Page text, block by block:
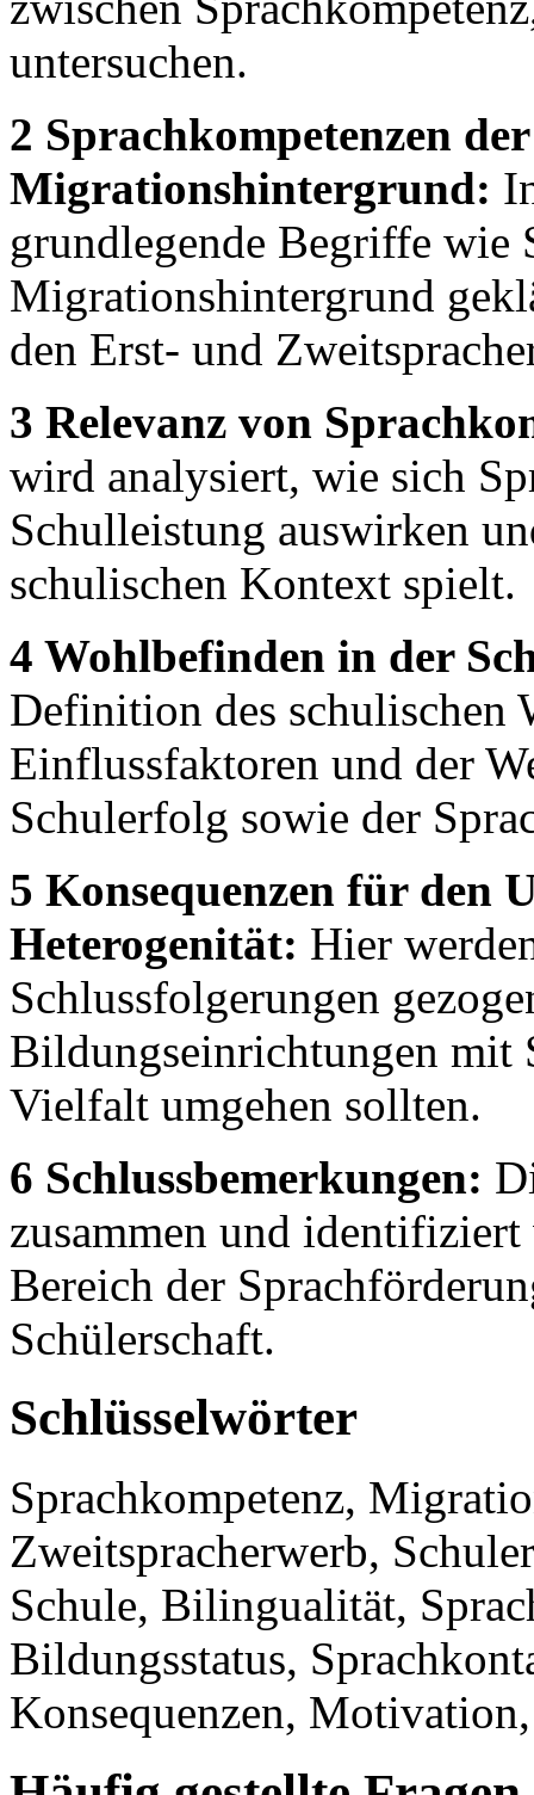
untersuchen.
2 Sprachkompetenzen
Migrationshintergrund:
grundlegende Begriffe wie
Migrationshintergrund
den Erst- und
3 Relevanz von
wird analysiert, wie sich
Schulleistung auswirken
schulischen Kontext spielt.
4 Wohlbefinden in der
Definition des schulischen
Einflussfaktoren und der
Schulerfolg sowie der
5 Konsequenzen für den
Heterogenität: Hier
Schlussfolgerungen
Bildungseinrichtungen mit
Vielfalt umgehen sollten.
6 Schlussbemerkungen:
zusammen und
Bereich der
Schülerschaft.
Schlüsselwörter
Sprachkompetenz,
Zweitspracherwerb,
Schule, Bilingualität,
Bildungsstatus,
Konsequenzen,